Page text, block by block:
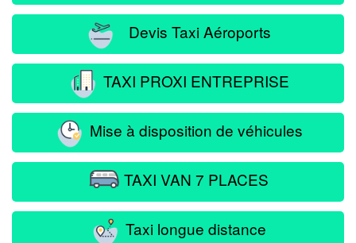
Devis Taxi Aéroports
TAXI PROXI ENTREPRISE
Mise à disposition de véhicules
TAXI VAN 7 PLACES
Taxi longue distance